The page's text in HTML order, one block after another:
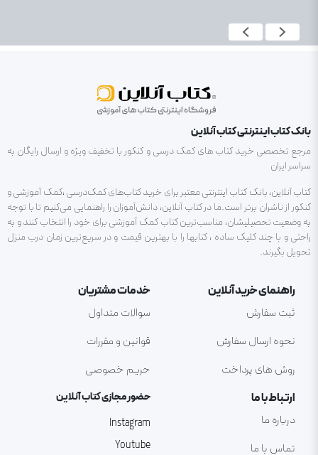
بانک کتاب اینترنتی کتاب آنلاین
مرجع تخصصی خرید کتاب های کمک درسی و کنکور با تخفیف ویژه و ارسال رایگان به
سراسر ایران
کتاب آنلاین، بانک کتاب اینترنتی معتبر برای خرید کتاب‌های کمک‌درسی ،کمک آموزشی و
کنکور از ناشران برتر است.ما در کتاب آنلاین، دانش‌آموزان را راهنمایی می‌کنیم تا با توجه
به وضعیت تحصیلیشان، مناسب‌ترین کتاب کمک آموزشی برای خود را انتخاب کنند و به
راحتی و با چند کلیک ساده ، کتابها را با بهترین قیمت و در سریع‌ترین زمان درب منزل
تحویل بگیرند.
راهنمای خرید آنلاین
ثبت سفارش
نحوه ارسال سفارش
روش های پرداخت
خدمات مشتریان
سوالات متداول
قوانین و مقررات
حریم خصوصی
ارتباط با ما
درباره ما
تماس با ما
حضور مجازی کتاب آنلاین
Instagram
Youtube